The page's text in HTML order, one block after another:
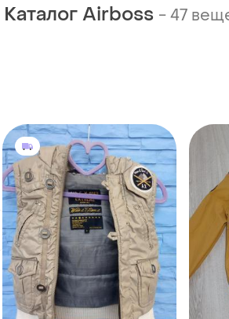
Каталог Airboss -47